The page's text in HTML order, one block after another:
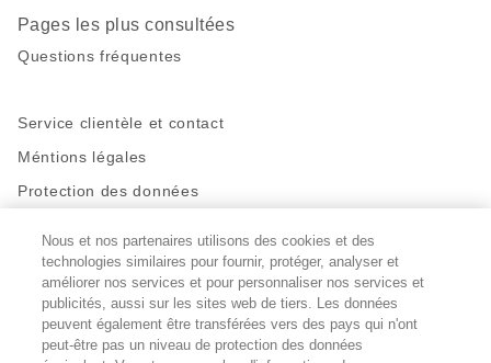
Pages les plus consultées
Questions fréquentes
Service clientèle et contact
Méntions légales
Protection des données
Restez en contact!
Facebook
http://twitter.com/migros
https://www.youtube.com/user/
PinterestInstagram
Paramètres des cookies
Nous et nos partenaires utilisons des cookies et des
technologies similaires pour fournir, protéger, analyser et
améliorer nos services et pour personnaliser nos services et
publicités, aussi sur les sites web de tiers. Les données
peuvent également être transférées vers des pays qui n'ont
peut-être pas un niveau de protection des données